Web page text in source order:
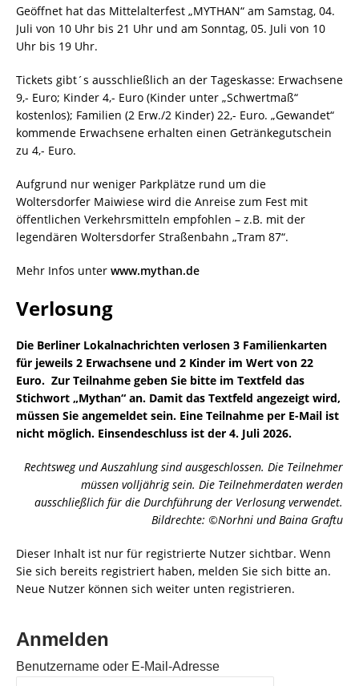
Geöffnet hat das Mittelalterfest „MYTHAN“ am Samstag, 04.
Juli von 10 Uhr bis 21 Uhr und am Sonntag, 05. Juli von 10
Uhr bis 19 Uhr.
Tickets gibt´s ausschließlich an der Tageskasse: Erwachsene
9,- Euro; Kinder 4,- Euro (Kinder unter „Schwertmaß“
kostenlos); Familien (2 Erw./2 Kinder) 22,- Euro. „Gewandet“
kommende Erwachsene erhalten einen Getränkegutschein
zu 4,- Euro.
Aufgrund nur weniger Parkplätze rund um die
Woltersdorfer Maiwiese wird die Anreise zum Fest mit
öffentlichen Verkehrsmitteln empfohlen – z.B. mit der
legendären Woltersdorfer Straßenbahn „Tram 87“.
Mehr Infos unter www.mythan.de
Verlosung
Die Berliner Lokalnachrichten verlosen 3 Familienkarten
für jeweils 2 Erwachsene und 2 Kinder im Wert von 22
Euro. Zur Teilnahme geben Sie bitte im Textfeld das
Stichwort „Mythan“ an. Damit das Textfeld angezeigt wird,
müssen Sie angemeldet sein. Eine Teilnahme per E-Mail ist
nicht möglich. Einsendeschluss ist der 4. Juli 2026.
Rechtsweg und Auszahlung sind ausgeschlossen. Die Teilnehmer
müssen volljährig sein. Die Teilnehmerdaten werden
ausschließlich für die Durchführung der Verlosung verwendet.
Bildrechte: ©Norhni und Baina Graftu
Dieser Inhalt ist nur für registrierte Nutzer sichtbar. Wenn
Sie sich bereits registriert haben, melden Sie sich bitte an.
Neue Nutzer können sich weiter unten registrieren.
Anmelden
Benutzername oder E-Mail-Adresse